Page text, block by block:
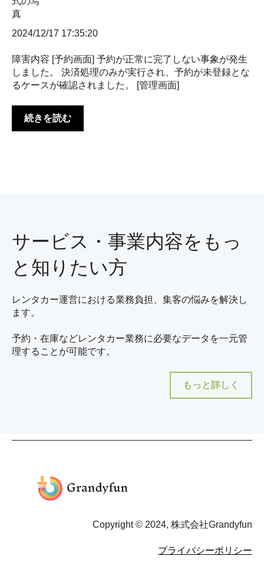
2024/12/17 17:35:20
障害内容 [予約画面] 予約が正常に完了しない事象が発生
しました。 決済処理のみが実行され、予約が未登録とな
るケースが確認されました。 [管理画面]
続きを読む
サービス・事業内容をもっ
と知りたい方
レンタカー運営における業務負担、集客の悩みを解決し
ます。
予約・在庫などレンタカー業務に必要なデータを一元管
理することが可能です。
もっと詳しく
Copyright © 2024, 株式会社Grandyfun
プライバシーポリシー